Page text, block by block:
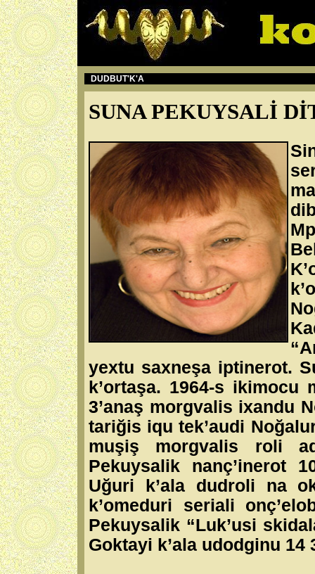
DUDBUT'K'A
SUNA PEKUYSALİ
yextu saxneşa iptinerot.
k’ortaşa. 1964-s ikimocu
3’anaş morgvalis ixandu
tariğis iqu tek’audi
muşiş morgvalis roli
Pekuysalik nanç’inerot
Uğuri k’ala dudroli na
k’omeduri seriali
Pekuysalik “Luk’usi
Goktayi k’ala udodginu 14